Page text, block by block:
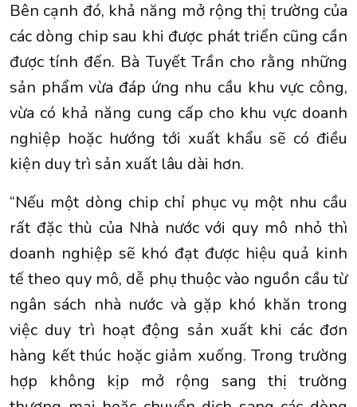
Bên cạnh đó, khả năng mở rộng thị trường của
các dòng chip sau khi được phát triển cũng cần
được tính đến. Bà Tuyết Trần cho rằng những
sản phẩm vừa đáp ứng nhu cầu khu vực công,
vừa có khả năng cung cấp cho khu vực doanh
nghiệp hoặc hướng tới xuất khẩu sẽ có điều
kiện duy trì sản xuất lâu dài hơn.
“Nếu một dòng chip chỉ phục vụ một nhu cầu
rất đặc thù của Nhà nước với quy mô nhỏ thì
doanh nghiệp sẽ khó đạt được hiệu quả kinh
tế theo quy mô, dễ phụ thuộc vào nguồn cầu từ
ngân sách nhà nước và gặp khó khăn trong
việc duy trì hoạt động sản xuất khi các đơn
hàng kết thúc hoặc giảm xuống. Trong trường
hợp không kịp mở rộng sang thị trường